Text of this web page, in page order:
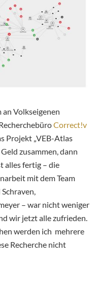
Volkseigenen
Correct!v
Projekt „VEB-Atlas
zusammen, dann
alles fertig – die
mit dem Team
– war nicht weniger
wir jetzt alle zufrieden.
werden ich mehrere
Recherche nicht